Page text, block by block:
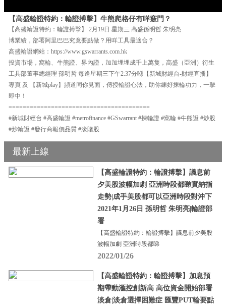
【高盛輪證特約：輪證搏擊】牛熊爬格仔有咩竅門？
【高盛輪證特約：輪證搏擊】 2月19日 星期三 高盛孫明哲 朱明亮
博業績，部署阿里巴巴究竟要點做？用咩工具最適合？
高盛輪證網站：https://www.gswarrants.com.hk
投資市場，窩輪、牛熊證、界內證，加加埋埋成千上萬隻，高盛（亞洲）衍生
工具部董事總經理 孫明哲 每逢星期三下午2:37分喺【新城財經台-財經直播】
專頁 及 【新城play】頻道同你見面，傳授輪證心法，助你練好揀輪功力，一擊
即中！
========================================
#新城財經台 #高盛輪證 #metrofinance #GSwarrant #揀輪證 #窩輪 #牛熊證 #炒股
#炒輪證 #發行商報價品質 #濠賭股
最新上線
【高盛輪證特約：輪證搏擊】議息前
夕美股波幅加劇 亞洲時段都睇實納指
走勢|成手美股都可以亞洲時段對沖下
2021年1月26日 孫明哲 朱明亮|輪證部
署
【高盛輪證特約：輪證搏擊】議息前夕美股
波幅加劇 亞洲時段都睇
2022/01/26
【高盛輪證特約：輪證搏擊】加息預
期帶動滙控創新高 高位資金開始部署
淡倉|淡倉選擇困難症 匯豐PUT輪要點